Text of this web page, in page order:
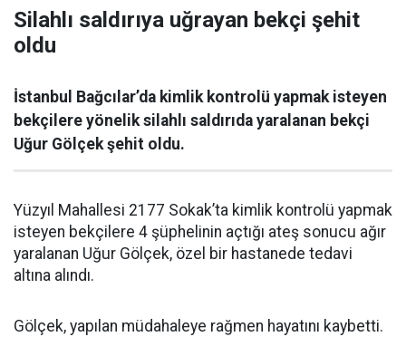
Silahlı saldırıya uğrayan bekçi şehit
oldu
İstanbul Bağcılar’da kimlik kontrolü yapmak isteyen
bekçilere yönelik silahlı saldırıda yaralanan bekçi
Uğur Gölçek şehit oldu.
Yüzyıl Mahallesi 2177 Sokak’ta kimlik kontrolü yapmak
isteyen bekçilere 4 şüphelinin açtığı ateş sonucu ağır
yaralanan Uğur Gölçek, özel bir hastanede tedavi
altına alındı.
Gölçek, yapılan müdahaleye rağmen hayatını kaybetti.